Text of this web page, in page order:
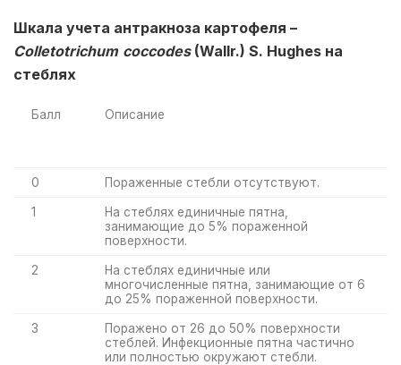
Шкала учета антракноза картофеля –
Colletotrichum coccodes(Wallr.) S. Hughes на
стеблях
Балл Описание
0 Пораженные стебли отсутствуют.
1
На стеблях единичные пятна,
занимающие до 5% пораженной
поверхности.
2
На стеблях единичные или
многочисленные пятна, занимающие от 6
до 25% пораженной поверхности.
3
Поражено от 26 до 50% поверхности
стеблей. Инфекционные пятна частично
или полностью окружают стебли.